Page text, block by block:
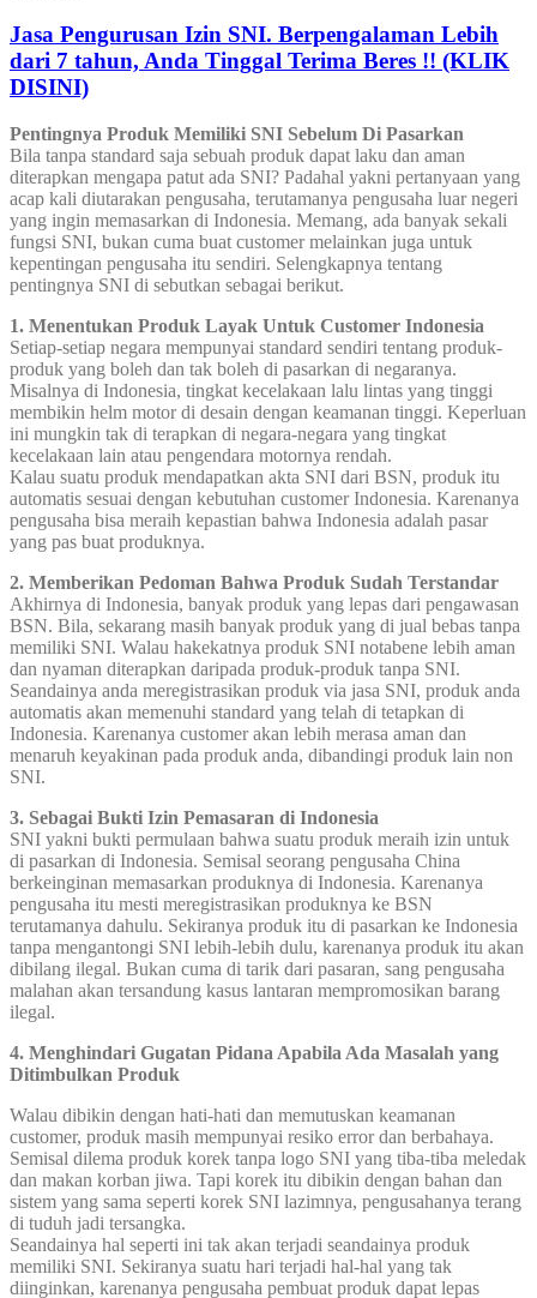
Jasa Pengurusan Izin SNI. Berpengalaman Lebih
dari 7 tahun, Anda Tinggal Terima Beres !! (KLIK
DISINI)
Pentingnya Produk Memiliki SNI Sebelum Di Pasarkan
Bila tanpa standard saja sebuah produk dapat laku dan aman
diterapkan mengapa patut ada SNI? Padahal yakni pertanyaan yang
acap kali diutarakan pengusaha, terutamanya pengusaha luar negeri
yang ingin memasarkan di Indonesia. Memang, ada banyak sekali
fungsi SNI, bukan cuma buat customer melainkan juga untuk
kepentingan pengusaha itu sendiri. Selengkapnya tentang
pentingnya SNI di sebutkan sebagai berikut.
1. Menentukan Produk Layak Untuk Customer Indonesia
Setiap-setiap negara mempunyai standard sendiri tentang produk-
produk yang boleh dan tak boleh di pasarkan di negaranya.
Misalnya di Indonesia, tingkat kecelakaan lalu lintas yang tinggi
membikin helm motor di desain dengan keamanan tinggi. Keperluan
ini mungkin tak di terapkan di negara-negara yang tingkat
kecelakaan lain atau pengendara motornya rendah.
Kalau suatu produk mendapatkan akta SNI dari BSN, produk itu
automatis sesuai dengan kebutuhan customer Indonesia. Karenanya
pengusaha bisa meraih kepastian bahwa Indonesia adalah pasar
yang pas buat produknya.
2. Memberikan Pedoman Bahwa Produk Sudah Terstandar
Akhirnya di Indonesia, banyak produk yang lepas dari pengawasan
BSN. Bila, sekarang masih banyak produk yang di jual bebas tanpa
memiliki SNI. Walau hakekatnya produk SNI notabene lebih aman
dan nyaman diterapkan daripada produk-produk tanpa SNI.
Seandainya anda meregistrasikan produk via jasa SNI, produk anda
automatis akan memenuhi standard yang telah di tetapkan di
Indonesia. Karenanya customer akan lebih merasa aman dan
menaruh keyakinan pada produk anda, dibandingi produk lain non
SNI.
3. Sebagai Bukti Izin Pemasaran di Indonesia
SNI yakni bukti permulaan bahwa suatu produk meraih izin untuk
di pasarkan di Indonesia. Semisal seorang pengusaha China
berkeinginan memasarkan produknya di Indonesia. Karenanya
pengusaha itu mesti meregistrasikan produknya ke BSN
terutamanya dahulu. Sekiranya produk itu di pasarkan ke Indonesia
tanpa mengantongi SNI lebih-lebih dulu, karenanya produk itu akan
dibilang ilegal. Bukan cuma di tarik dari pasaran, sang pengusaha
malahan akan tersandung kasus lantaran mempromosikan barang
ilegal.
4. Menghindari Gugatan Pidana Apabila Ada Masalah yang
Ditimbulkan Produk
Walau dibikin dengan hati-hati dan memutuskan keamanan
customer, produk masih mempunyai resiko error dan berbahaya.
Semisal dilema produk korek tanpa logo SNI yang tiba-tiba meledak
dan makan korban jiwa. Tapi korek itu dibikin dengan bahan dan
sistem yang sama seperti korek SNI lazimnya, pengusahanya terang
di tuduh jadi tersangka.
Seandainya hal seperti ini tak akan terjadi seandainya produk
memiliki SNI. Sekiranya suatu hari terjadi hal-hal yang tak
diinginkan, karenanya pengusaha pembuat produk dapat lepas